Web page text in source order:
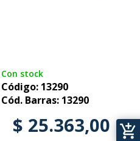
Con stock
Código: 13290
Cód. Barras: 13290
$ 25.363,00 add_shopping_cart